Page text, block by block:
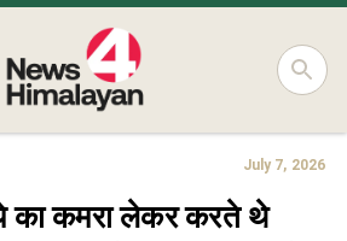
July 7, 2026
का कमरा लेकर करते थे